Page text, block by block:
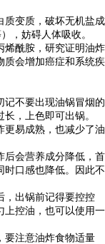
质变质，破坏无机盐成
，妨碍人体吸收。
烯酰胺，研究证明油炸
质会增加癌症和系统疾
记不要出现油锅冒烟的
，上色即可出锅。
更易成熟，也减少了油
后会营养成分降低，首
时口感也降低。因此不
，出锅前记得要控控
上控油，也可以使用一
要注意油炸食物适量